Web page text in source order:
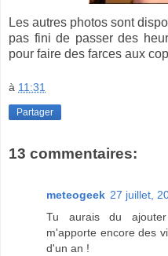
Les autres photos sont
pas fini de passer des
pour faire des farces aux
à 11:31
Partager
13 commentaires:
meteogeek 27 juillet,
Tu aurais du
m'apporte encore des
d'un an !